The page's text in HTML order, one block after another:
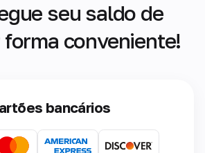
seu saldo de
conveniente!
bancários